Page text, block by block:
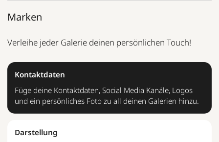
Marken
Verleihe jeder Galerie deinen persönlichen Touch!
Kontaktdaten
Füge deine Kontaktdaten, Social Media Kanäle, Logos
und ein persönliches Foto zu all deinen Galerien hinzu.
Darstellung